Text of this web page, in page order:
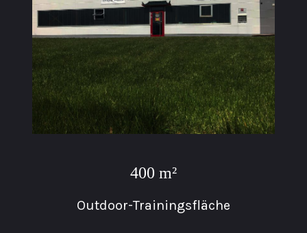
400 m²
Outdoor-Trainingsfläche